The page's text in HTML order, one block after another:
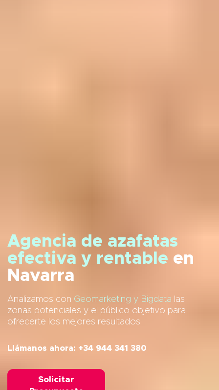
Agencia de azafatas
efectiva y rentable en
Navarra
Analizamos con Geomarketing y Bigdata las
zonas potenciales y el público objetivo para
ofrecerte los mejores resultados
Llámanos ahora: +34 944 341 380
Solicitar